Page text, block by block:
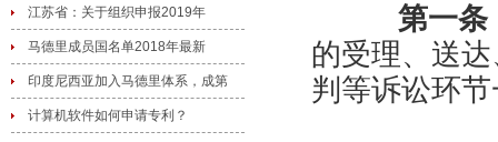
江苏省：关于组织申报2019年
马德里成员国名单2018年最新
印度尼西亚加入马德里体系，成第
计算机软件如何申请专利？
第一条
的受理、送
判等诉讼环